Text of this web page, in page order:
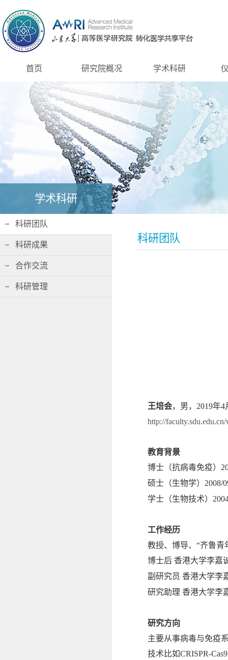
首页 研究院概况 学术科研
学术科研
科研团队
科研成果
合作交流
科研管理
科研团队
王培会， 男， 2019年4
http://
教育背景
博士（抗病毒免疫）
硕士（生物学） 2008/
学士（生物技术）
工作经历
教授、博导、 “齐鲁青
博士后 香港大学李嘉
副研究员 香港大学李
研究助理 香港大学李
研究方向
主要从事病毒与免疫
技术比如CRISPR-Cas9